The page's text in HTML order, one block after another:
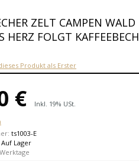
ZELT CAMPEN
HERZ FOLGT
Produkt als Erster
€
Inkl. 19% USt.
ts1003-E
Auf Lager